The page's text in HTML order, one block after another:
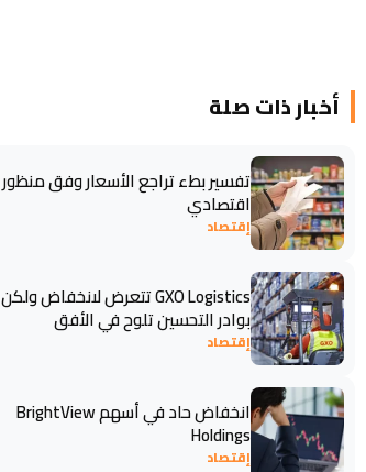
أخبار ذات صلة
تفسير بطء تراجع الأسعار وفق منظور
اقتصادي
إقتصاد
GXO Logistics تتعرض لانخفاض ولكن
بوادر التحسين تلوح في الأفق
إقتصاد
انخفاض حاد في أسهم BrightView
Holdings
إقتصاد